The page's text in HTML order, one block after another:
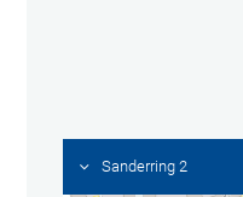
Sanderring 2